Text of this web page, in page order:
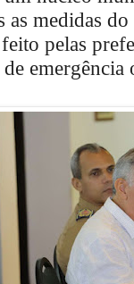
as medidas
pelas
emergência